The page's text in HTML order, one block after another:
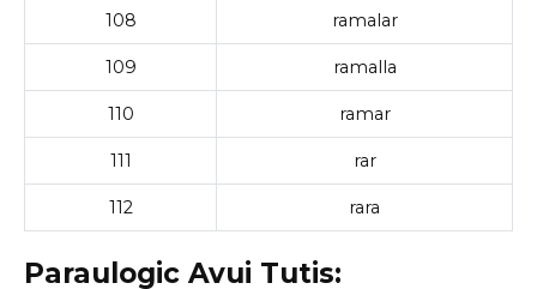
108 ramalar
109 ramalla
110 ramar
111 rar
112 rara
Paraulogic Avui Tutis: